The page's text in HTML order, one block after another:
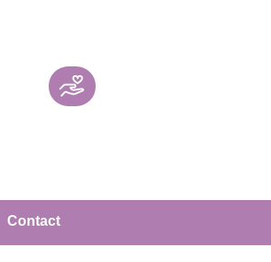
Contact